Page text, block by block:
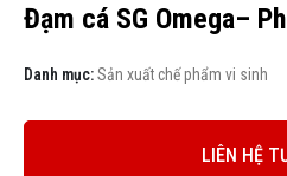
Đạm cá SG Omega–
Danh mục:Sản xuất chế phẩm vi sinh
LIÊN HỆ